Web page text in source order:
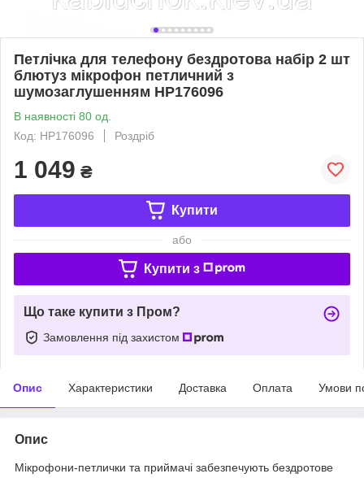
Петлічка для телефону бездротова набір 2 шт
блютуз мікрофон петличний з
шумозаглушенням HP176096
В наявності 80 од.
Код: HP176096
Роздріб
1 049 ₴
Купити
або
Купити з
Що таке купити з Пром?
Замовлення під захистом
Опис Характеристики Доставка Оплата Умови
Опис
Мікрофони-петлички та приймачі забезпечують бездротове